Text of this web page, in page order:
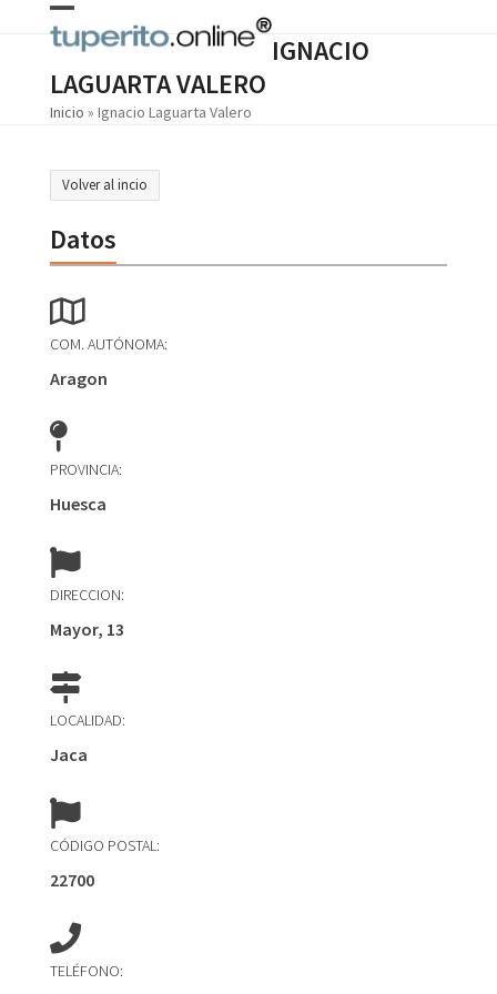
Open
mobile
menu
Close
mobile
menu
IGNACIO
LAGUARTA VALERO
Inicio » Ignacio Laguarta Valero
Volver al incio
Datos
COM. AUTÓNOMA:
Aragon
PROVINCIA:
Huesca
DIRECCION:
Mayor, 13
LOCALIDAD:
Jaca
CÓDIGO POSTAL:
22700
TELÉFONO: